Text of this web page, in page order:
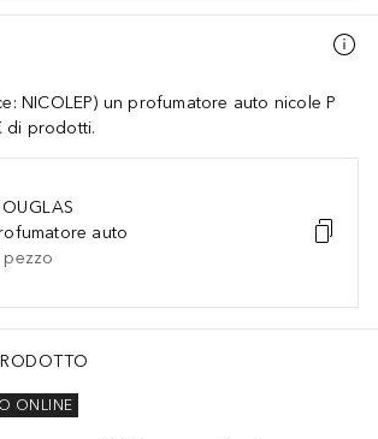
NICOLEP) un profumatore auto nicole P
di prodotti.
auto
pezzo
ONLINE